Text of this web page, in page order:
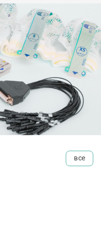
NET 23-DB25.
все